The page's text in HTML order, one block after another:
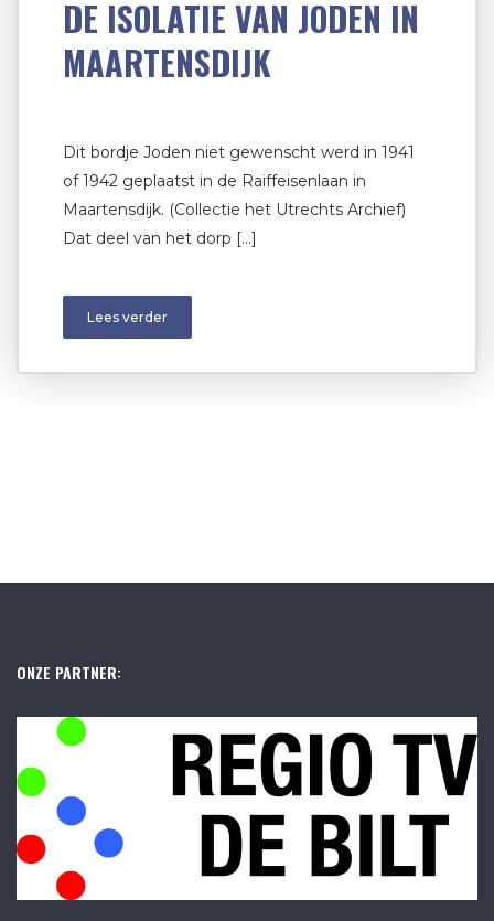
DE ISOLATIE VAN JODEN IN
MAARTENSDIJK
Dit bordje Joden niet gewenscht werd in 1941
of 1942 geplaatst in de Raiffeisenlaan in
Maartensdijk. (Collectie het Utrechts Archief)
Dat deel van het dorp […]
Lees verder
ONZE PARTNER: